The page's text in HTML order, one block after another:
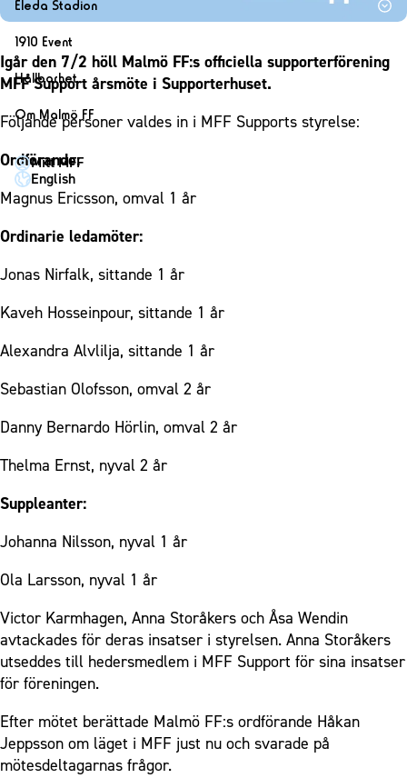
Damlaget
Spelare
Ledarstab
Skånecupen
Fotbollsskolan
Fotbollsnätverket
P19
F19
P17
F17
Nätverket
Klubbstolar
Partner dam
Eleda Stadion
Eleda Stadion
Erics Bar & Restaurang
Matchdag på Eleda Stadion
MFF-museet & rundvandringar
1910 Event
1910 Event
Fest & Event
Konferens
Möte
Mässa
Julshow
Inspiration
Vanliga frågor om 1910 Event
Hållbarhet
Hållbarhet
Himmelsblå framtid – en match för miljön
MFF i samhället
Laget för alla
Karriärakademin
Grundskolefotboll mot rasismer
Om Malmö FF
Kontakt
Press och media
Historik – herrlaget
Närstående organisationer
Policydokument
Personuppgiftspolicy
Mitt MFF
English
Igår den 7/2 höll Malmö FF:s officiella supporterförening
MFF Support årsmöte i Supporterhuset.
Följande personer valdes in i MFF Supports styrelse:
Ordförande:
Magnus Ericsson, omval 1 år
Ordinarie ledamöter:
Jonas Nirfalk, sittande 1 år
Kaveh Hosseinpour, sittande 1 år
Alexandra Alvlilja, sittande 1 år
Sebastian Olofsson, omval 2 år
Danny Bernardo Hörlin, omval 2 år
Thelma Ernst, nyval 2 år
Suppleanter:
Johanna Nilsson, nyval 1 år
Ola Larsson, nyval 1 år
Victor Karmhagen, Anna Storåkers och Åsa Wendin
avtackades för deras insatser i styrelsen. Anna Storåkers
utseddes till hedersmedlem i MFF Support för sina insatser
för föreningen.
Efter mötet berättade Malmö FF:s ordförande Håkan
Jeppsson om läget i MFF just nu och svarade på
mötesdeltagarnas frågor.